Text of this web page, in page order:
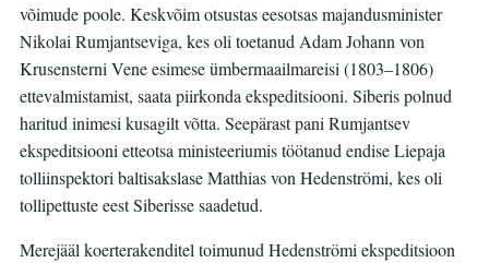
võimude poole. Keskvõim otsustas eesotsas majandusminister
Nikolai Rumjantseviga, kes oli toetanud Adam Johann von
Krusensterni Vene esimese ümbermaailmareisi (1803–1806)
ettevalmistamist, saata piirkonda ekspeditsiooni. Siberis polnud
haritud inimesi kusagilt võtta. Seepärast pani Rumjantsev
ekspeditsiooni etteotsa ministeeriumis töötanud endise Liepaja
tolliinspektori baltisakslase Matthias von Hedenströmi, kes oli
tollipettuste eest Siberisse saadetud.
Merejääl koerterakenditel toimunud Hedenströmi ekspeditsioon